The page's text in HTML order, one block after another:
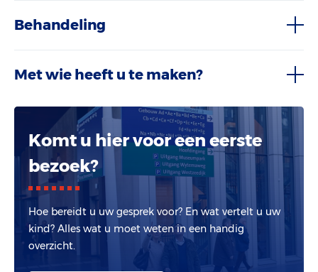
Behandeling
Met wie heeft u te maken?
Komt u hier voor een eerste
bezoek?
Hoe bereidt u uw gesprek voor? En wat vertelt u uw
kind? Alles wat u moet weten in een handig
overzicht.